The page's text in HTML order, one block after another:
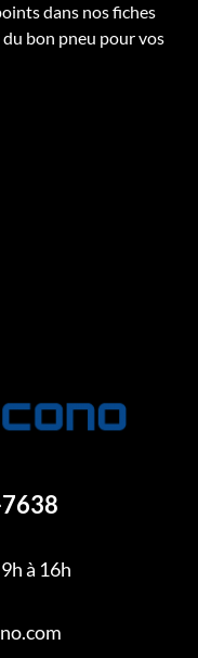
dans nos fiches
bon pneu pour vos
à 16h